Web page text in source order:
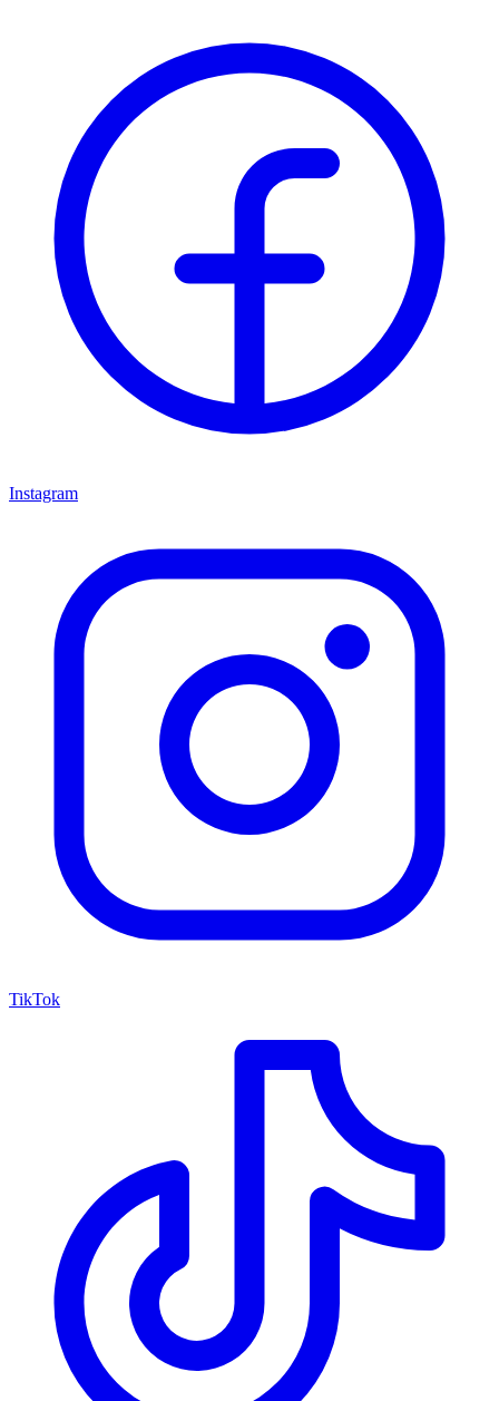
Instagram
TikTok